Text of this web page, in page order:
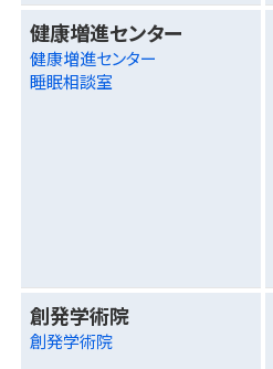
健康増進センター
健康増進センター
睡眠相談室
創発学術院
創発学術院